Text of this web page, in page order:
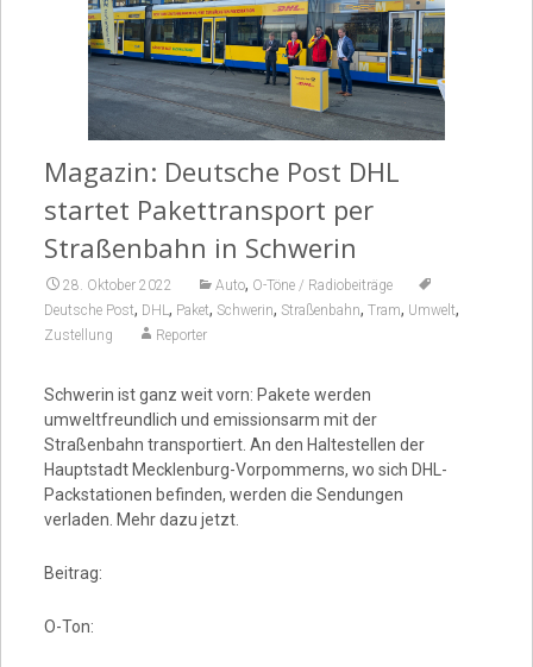
Video
Magazin: Deutsche Post DHL
startet Pakettransport per
Straßenbahn in Schwerin
28. Oktober 2022 Auto, O-Töne / Radiobeiträge
Deutsche Post, DHL , Paket, Schwerin, Straßenbahn, Tram, Umwelt,
Zustellung Reporter
Schwerin ist ganz weit vorn: Pakete werden
umweltfreundlich und emissionsarm mit der
Straßenbahn transportiert. An den Haltestellen der
Hauptstadt Mecklenburg-Vorpommerns, wo sich DHL-
Packstationen befinden, werden die Sendungen
verladen. Mehr dazu jetzt.
Beitrag:
O-Ton: